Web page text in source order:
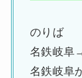
のりば
名鉄岐
名鉄岐阜